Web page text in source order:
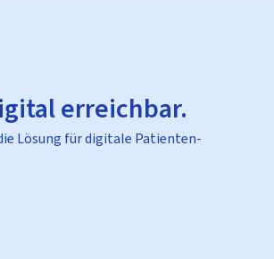
erreichbar.
Lösung für digitale Patienten-